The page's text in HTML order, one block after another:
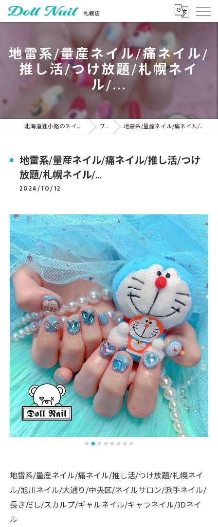
地雷系/量産ネイル/痛ネイル/
推し活/つけ放題/札幌ネイ
ル/...
北海道狸小路のネイルならDoll Nail 札幌店 ブログ 地雷系/量産ネイル/痛ネイル/推し活/つけ放題/札幌ネイル/...
地雷系/量産ネイル/痛ネイル/推し活/つけ
放題/札幌ネイル/...
2024/10/12
地雷系/量産ネイル/痛ネイル/推し活/つけ放題/札幌ネイ
ル/旭川ネイル/大通り/中央区/ネイルサロン/派手ネイル/
長さだし/スカルプ/ギャルネイル/キャラネイル/3Dネイ
ル